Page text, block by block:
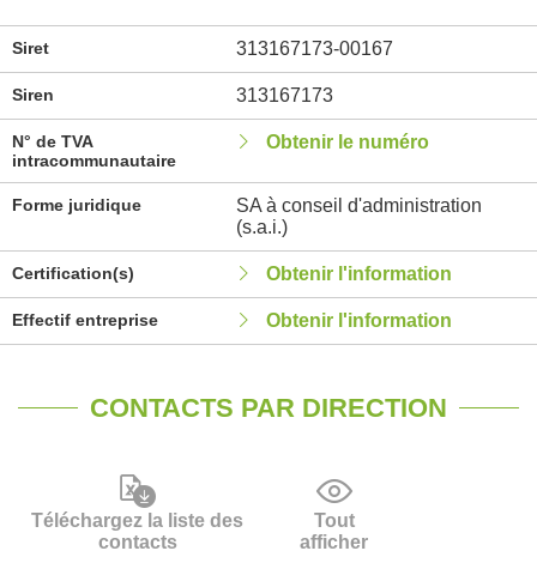
Siret 313167173-00167
Siren 313167173
N° de TVA
intracommunautaire
Obtenir le numéro
Forme juridique
SA à conseil d'administration
(s.a.i.)
Certification(s) Obtenir l'information
Effectif entreprise Obtenir l'information
CONTACTS PAR DIRECTION
Téléchargez la liste des
contacts
Tout
afficher